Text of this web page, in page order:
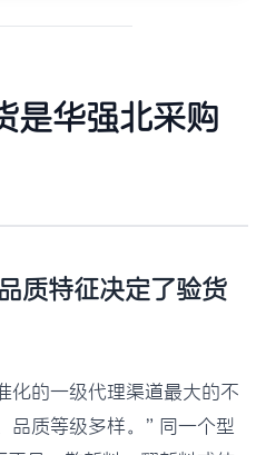
是华强北采购
质特征决定了验货
化的一级代理渠道最大的不
质等级多样。”同一个型